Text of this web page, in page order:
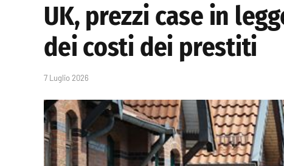
UK, prezzi case in
dei costi dei prestiti
7 Luglio 2026